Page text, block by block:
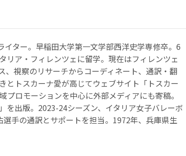
イター。早稲田大学第一文学部西洋史学専修卒。6
リア・フィレンツェに留学。現在はフィレンツェ
、視察のリサーチからコーディネート、通訳・翻
とトスカーナ愛が高じてウェブサイト「トスカー
プロモーションを中心に外部メディアにも寄稿。
を出版。2023-24シーズン、イタリア女子バレーボ
選手の通訳とサポートを担当。1972年、兵庫県生